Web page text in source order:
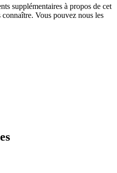
supplémentaires à propos de cet
Vous pouvez nous les